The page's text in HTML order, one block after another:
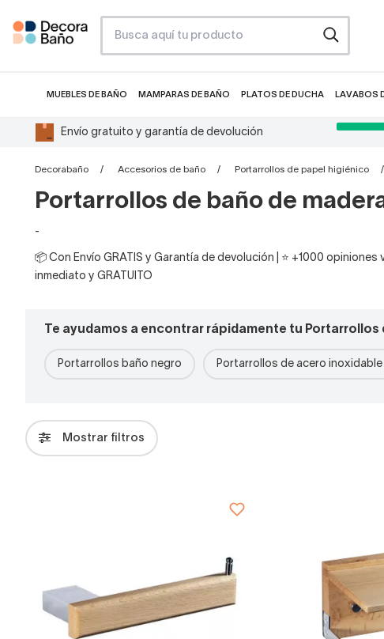
MUEBLES DE BAÑO MAMPARAS DE BAÑO PLATOS DE DUCHA LAVABOS
Envío gratuito y garantía de devolución
Decorabaño Accesorios de baño Portarrollos de papel higiénico
Portarrollos de baño de
-
📦 Con Envío GRATIS y Garantía de devolución | ⭐ +1000
inmediato y GRATUITO
Te ayudamos a encontrar rápidamente tu Portarrollos
Portarrollos baño negro Portarrollos de acero
Mostrar filtros